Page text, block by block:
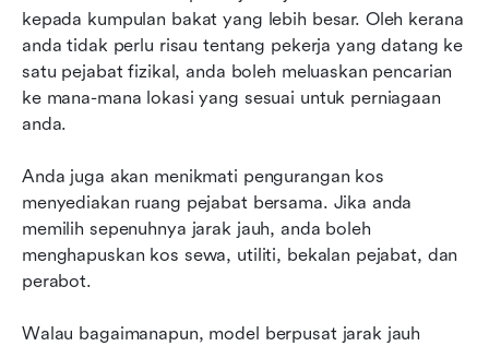
kepada kumpulan bakat yang lebih besar. Oleh kerana
anda tidak perlu risau tentang pekerja yang datang ke
satu pejabat fizikal, anda boleh meluaskan pencarian
ke mana-mana lokasi yang sesuai untuk perniagaan
anda.
Anda juga akan menikmati pengurangan kos
menyediakan ruang pejabat bersama. Jika anda
memilih sepenuhnya jarak jauh, anda boleh
menghapuskan kos sewa, utiliti, bekalan pejabat, dan
perabot.
Walau bagaimanapun, model berpusat jarak jauh